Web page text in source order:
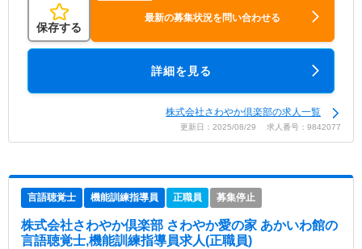
保存する
最新の募集状況を問い合わせる
詳細を見る
株式会社さわやか倶楽部の求人一覧
更新日：2025/08/29 求人番号：9842077
言語聴覚士 機能訓練指導員 正職員 募集停止
株式会社さわやか倶楽部 さわやか愛の家 あかいわ館の
言語聴覚士,機能訓練指導員求人(正職員)